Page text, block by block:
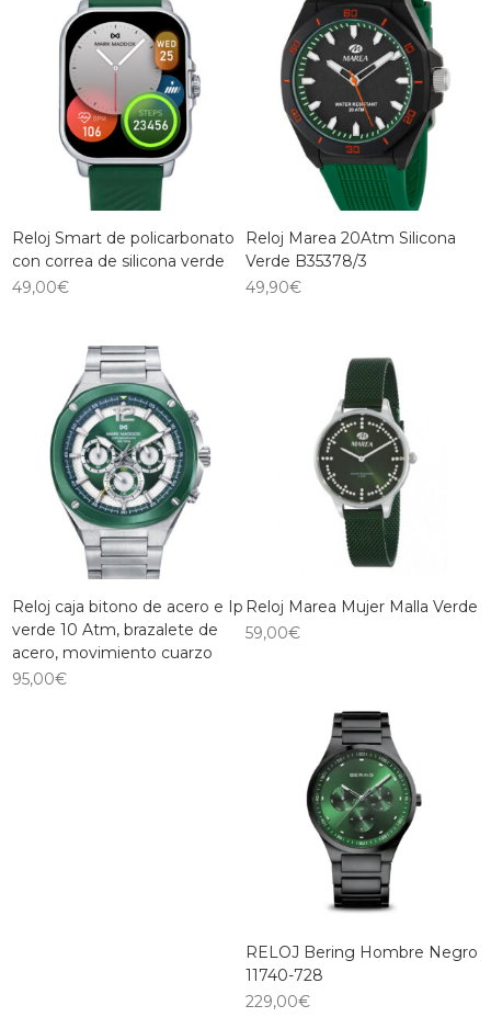
Reloj Smart de policarbonato
con correa de silicona verde
49,00€
Reloj Marea 20Atm Silicona
Verde B35378/3
49,90€
Reloj caja bitono de acero e Ip
verde 10 Atm, brazalete de
acero, movimiento cuarzo
95,00€
Reloj Marea Mujer Malla Verde
59,00€
RELOJ Bering Hombre Negro
11740-728
229,00€